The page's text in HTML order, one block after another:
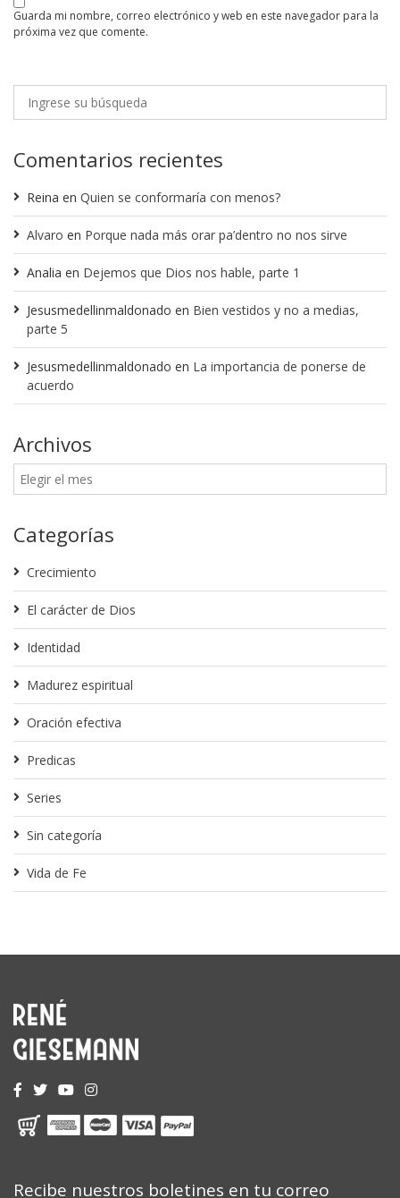
guarda mi nombre, correo electrónico y web en este navegador para la
próxima vez que comente.
Comentarios recientes
Reina en Quien se conformaría con menos?
Alvaro en Porque nada más orar pa’dentro no nos sirve
Analia en Dejemos que Dios nos hable, parte 1
Jesusmedellinmaldonado en Bien vestidos y no a medias,
parte 5
Jesusmedellinmaldonado en La importancia de ponerse de
acuerdo
Archivos
Categorías
Crecimiento
El carácter de Dios
Identidad
Madurez espiritual
Oración efectiva
Predicas
Series
Sin categoría
Vida de Fe
Recibe nuestros boletines en tu correo